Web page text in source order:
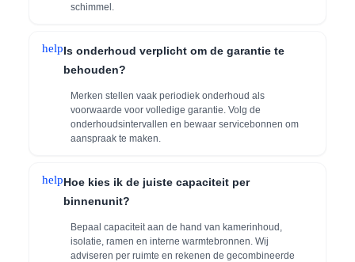
schimmel.
helpIs onderhoud verplicht om de garantie te
behouden?
Merken stellen vaak periodiek onderhoud als
voorwaarde voor volledige garantie. Volg de
onderhoudsintervallen en bewaar servicebonnen om
aanspraak te maken.
helpHoe kies ik de juiste capaciteit per
binnenunit?
Bepaal capaciteit aan de hand van kamerinhoud,
isolatie, ramen en interne warmtebronnen. Wij
adviseren per ruimte en rekenen de gecombineerde